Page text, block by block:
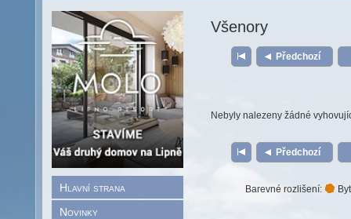
Hlavní strana
Novinky
Všenory
Předchozí
Nebyly nalezeny žádné
Předchozí
Barevné rozlišení: